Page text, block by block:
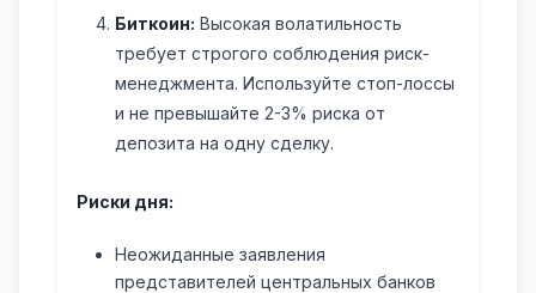
Биткоин: Высокая волатильность
требует строгого соблюдения риск-
менеджмента. Используйте стоп-лоссы
и не превышайте 2-3% риска от
депозита на одну сделку.
Риски дня:
Неожиданные заявления
представителей центральных банков